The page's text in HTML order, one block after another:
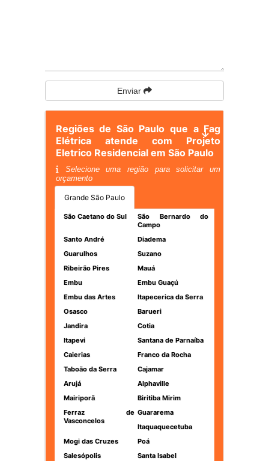
Enviar
Regiões de São Paulo que a Fag
Elétrica atende com Projeto
Eletrico Residencial em São Paulo
Selecione uma região para solicitar um
orçamento
Grande São Paulo
São Caetano do Sul
São Bernardo do
Campo
Santo André
Diadema
Guarulhos
Suzano
Ribeirão Pires
Mauá
Embu
Embu Guaçú
Embu das Artes
Itapecerica da Serra
Osasco
Barueri
Jandira
Cotia
Itapevi
Santana de Parnaíba
Caierias
Franco da Rocha
Taboão da Serra
Cajamar
Arujá
Alphaville
Mairiporã
Biritiba Mirim
Ferraz de
Vasconcelos
Guararema
Itaquaquecetuba
Mogi das Cruzes
Poá
Salesópolis
Santa Isabel